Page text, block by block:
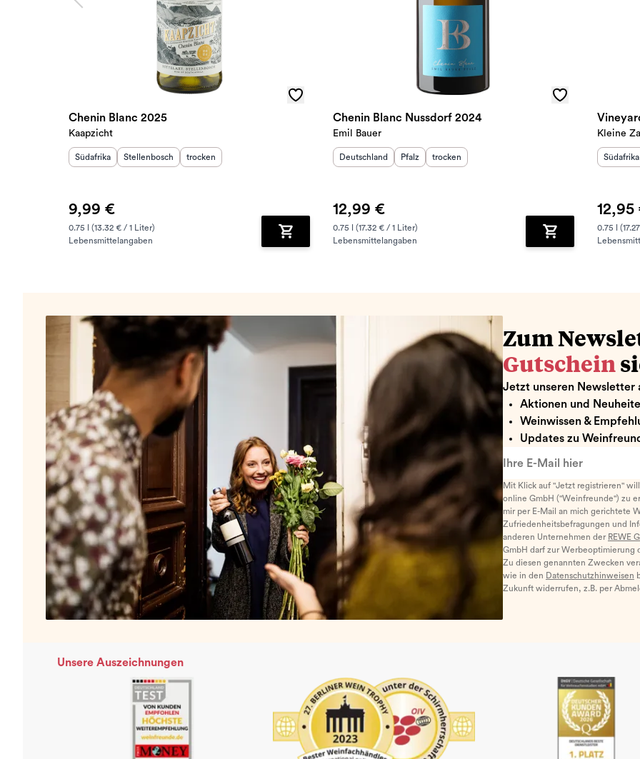
Chenin Blanc 2025
Kaapzicht
Herkunftsland:
Südafrika Herkunftsregion :
Stellenbosch Geschmack
trocken
9,99 €
0.75 l (13.32 € / 1 Liter)
Lebensmittelangaben
Zum Warenkorb hinzufügen
Chenin Blanc Nussdorf 2024
Emil Bauer
Herkunftsland
Deutschland Herkunftsregion
Pfalz Geschmack
trocken
12,99 €
0.75 l (17.32 € / 1 Liter)
Lebensmittelangaben
Zum Warenkorb
Kleine
Südafrika
12,95
0.75 l
Zum
Gutschein
Jetzt unseren Newsletter
Aktionen und
Weinwissen &
Updates zu
Mit Klick auf "Jetzt registrieren"
online GmbH ("Weinfreunde") zu
mir per E-Mail an mich gerichtete
Zufriedenheitsbefragungen und
anderen Unternehmen der REWE
GmbH darf zur Werbeoptimierung
Zu diesen genannten Zwecken
wie in den Datenschutzhinweisen
Zukunft widerrufen, z.B. per
Unsere Auszeichnungen